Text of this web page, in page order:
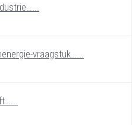
vraagstuk…...